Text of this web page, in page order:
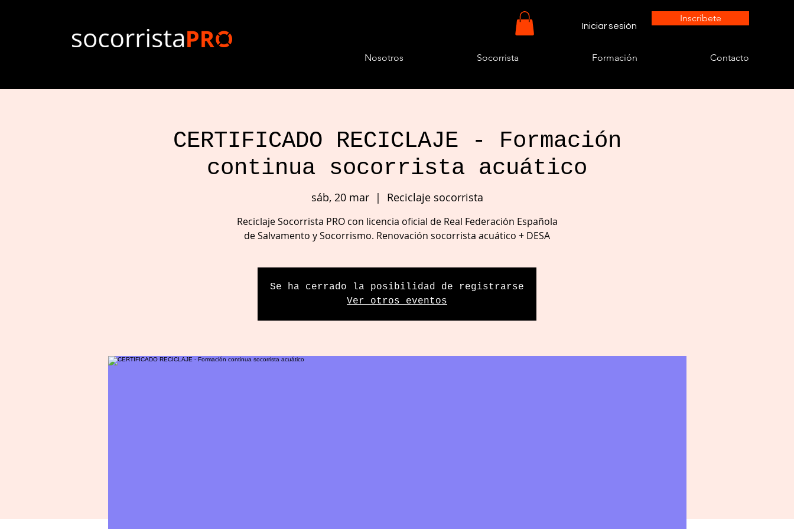
Iniciar sesión
Inscríbete
Nosotros Socorrista Formación Contacto
CERTIFICADO RECICLAJE - Formación
continua socorrista acuático
sáb, 20 mar
  |
Reciclaje socorrista
Reciclaje Socorrista PRO con licencia oficial de Real Federación Española
de Salvamento y Socorrismo. Renovación socorrista acuático + DESA
Se ha cerrado la posibilidad de registrarse
Ver otros eventos